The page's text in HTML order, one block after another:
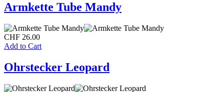
Armkette Tube Mandy
CHF 26.00
Add to Cart
Ohrstecker Leopard